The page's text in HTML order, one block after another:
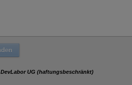
DevLabor UG (haftungsbeschränkt)